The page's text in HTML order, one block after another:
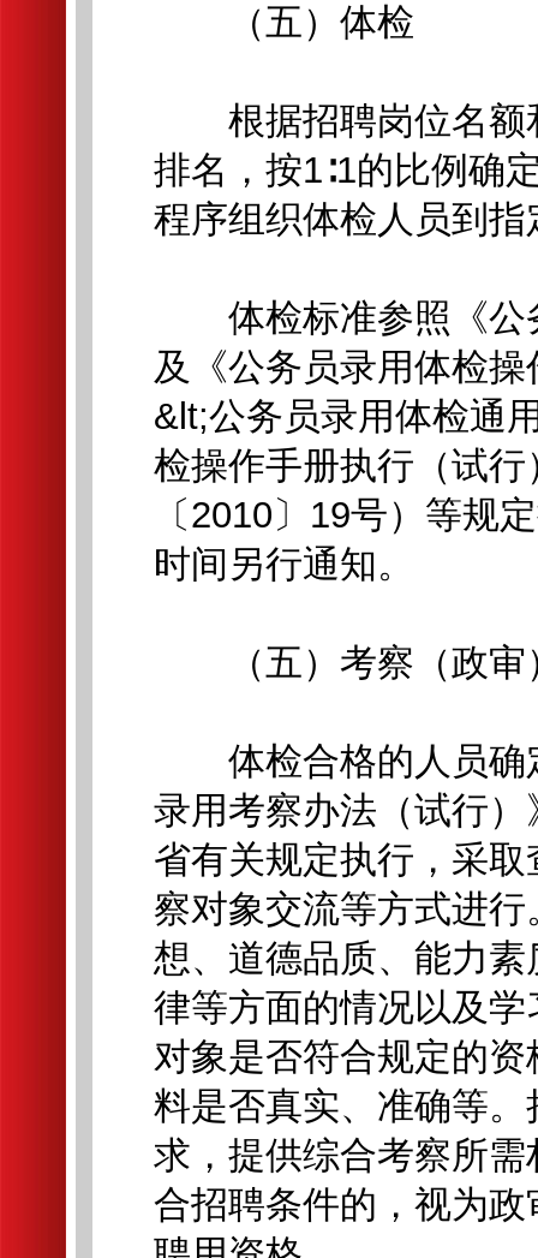
（五）体检
根据招聘岗位名额
排名，按1∶1的比例确
程序组织体检人员到
体检标准参照《公
及《公务员录用体检
&lt;公务员录用体检通
检操作手册执行（试
〔2010〕19号）等规
时间另行通知。
（五）考察（政审
体检合格的人员确
录用考察办法（试行
省有关规定执行，采
察对象交流等方式进
想、道德品质、能力
律等方面的情况以及
对象是否符合规定的
料是否真实、准确等
求，提供综合考察所
合招聘条件的，视为